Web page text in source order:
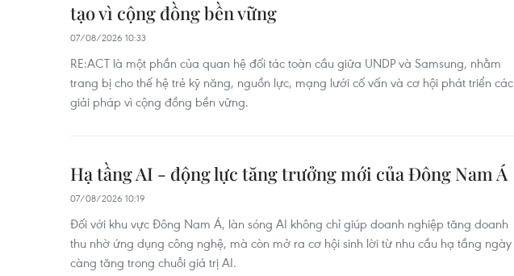
tạo vì cộng đồng bền vững
07/08/2026 10:33
RE:ACT là một phần của quan hệ đối tác toàn cầu giữa UNDP và Samsung, nhằm
trang bị cho thế hệ trẻ kỹ năng, nguồn lực, mạng lưới cố vấn và cơ hội phát triển các
giải pháp vì cộng đồng bền vững.
Hạ tầng AI - động lực tăng trưởng mới của Đông Nam Á
07/08/2026 10:19
Đối với khu vực Đông Nam Á, làn sóng AI không chỉ giúp doanh nghiệp tăng doanh
thu nhờ ứng dụng công nghệ, mà còn mở ra cơ hội sinh lời từ nhu cầu hạ tầng ngày
càng tăng trong chuỗi giá trị AI.